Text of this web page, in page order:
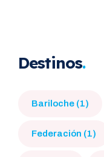
Destinos
Bariloche (1)
Federación (1)